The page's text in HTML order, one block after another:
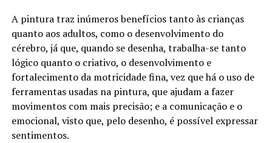
A pintura traz inúmeros benefícios tanto às crianças
quanto aos adultos, como o desenvolvimento do
cérebro, já que, quando se desenha, trabalha-se tanto
lógico quanto o criativo, o desenvolvimento e
fortalecimento da motricidade fina, vez que há o uso de
ferramentas usadas na pintura, que ajudam a fazer
movimentos com mais precisão; e a comunicação e o
emocional, visto que, pelo desenho, é possível expressar
sentimentos.